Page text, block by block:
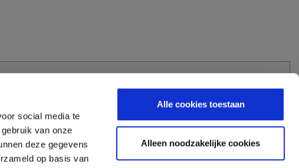
social media te
van onze
deze gegevens
op basis van
Alle cookies toestaan
Alleen noodzakelijke cookies